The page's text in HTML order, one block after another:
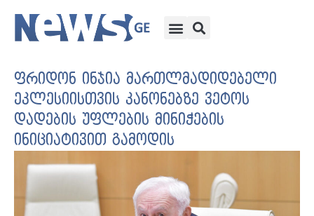
ფრიდონ ინჯია მართლმადიდებელი
ეკლესიისთვის კანონებზე ვეტოს
დადების უფლების მინიჭების
ინიციატივით გამოდის